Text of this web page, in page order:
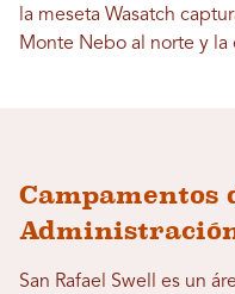
la meseta Wasatch
Monte Nebo al norte y la
Campamentos
San Rafael Swell es un